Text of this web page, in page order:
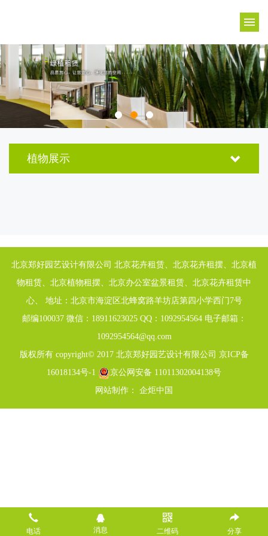
植物展示
北京郑好园艺设计有限公司 北京花卉租赁、北京花卉租摆、北京植
物租赁、北京植物租摆、北京办公室盆景租赁、北京花卉租赁中
心、 地址：北京市海淀区北蜂窝路羊坊店第四小学西门7号
邮编100037 微信：18911623025 QQ：1092954564 电子邮箱：
1092954564@qq.com
版权所有 copyright© 2017 北京郑好园艺设计有限公司 京ICP备
16018134号-1
京公网安备 11011302004138号
网站制作： 企炬中国
电话 消息 二维码 分享